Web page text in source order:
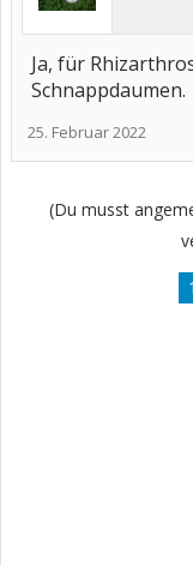
Ja, für
Schnappdaumen.
25. Februar 2022
(Du musst
1